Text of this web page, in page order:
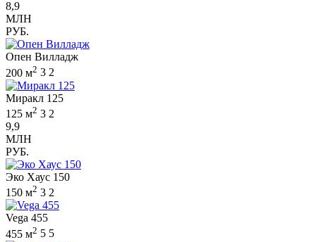
8,9
МЛН
РУБ.
Опен Вилладж
200 м2 3 2
Миракл 125
125 м2 3 2
9,9
МЛН
РУБ.
Эко Хаус 150
150 м2 3 2
Vega 455
455 м2 5 5